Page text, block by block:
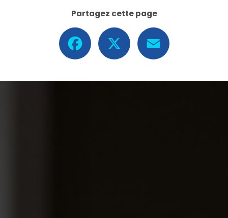
Partagez cette page
Facebook